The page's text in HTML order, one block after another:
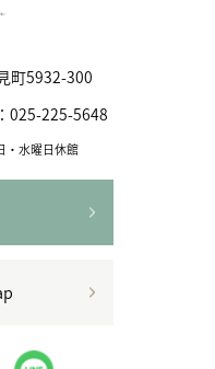
町5932-300
025-225-5648
・水曜日休館